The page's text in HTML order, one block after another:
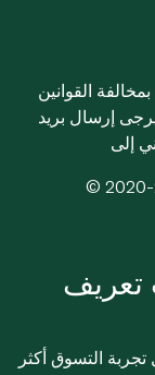
القوانين
يرجى إرسال بريد
تعريف
التسوق أكثر